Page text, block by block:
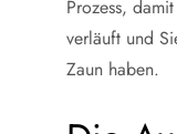
Prozess,
verläuft und
Zaun haben.